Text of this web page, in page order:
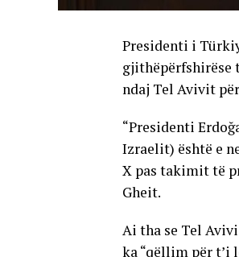
Presidenti i
gjithëpërfshirëse
ndaj Tel Avivit
“Presidenti
Izraelit) është e
X pas takimit të
Gheit.
Ai tha se Tel
ka “qëllim për t’i